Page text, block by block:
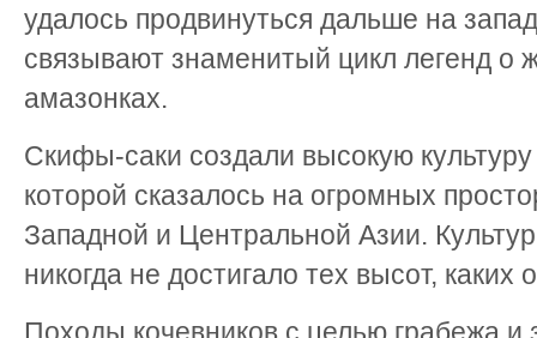
удалось продвинуться дальше на
связывают знаменитый цикл легенд о
амазонках.
Скифы-саки создали высокую
которой сказалось на огромных
Западной и Центральной Азии.
никогда не достигало тех высот, каких